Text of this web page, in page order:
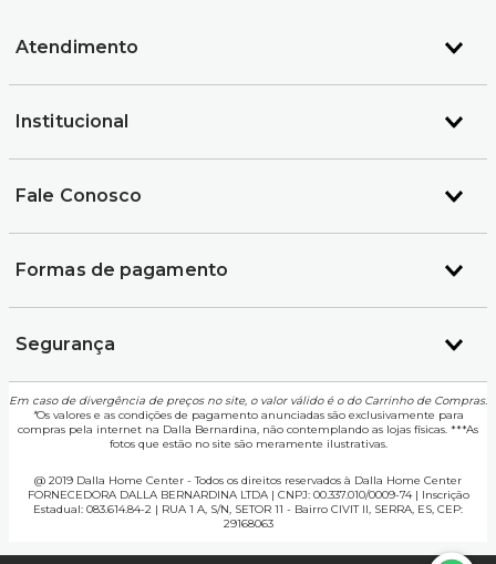
Atendimento
Institucional
Fale Conosco
Formas de pagamento
Segurança
Em caso de divergência de preços no site, o valor válido é o do Carrinho de Compras.
*Os valores e as condições de pagamento anunciadas são exclusivamente para
compras pela internet na Dalla Bernardina, não contemplando as lojas físicas. ***As
fotos que estão no site são meramente ilustrativas.
@ 2019 Dalla Home Center - Todos os direitos reservados à Dalla Home Center
FORNECEDORA DALLA BERNARDINA LTDA | CNPJ: 00.337.010/0009-74 | Inscrição
Estadual: 083.614.84-2 | RUA 1 A, S/N, SETOR 11 - Bairro CIVIT II, SERRA, ES, CEP:
29168063